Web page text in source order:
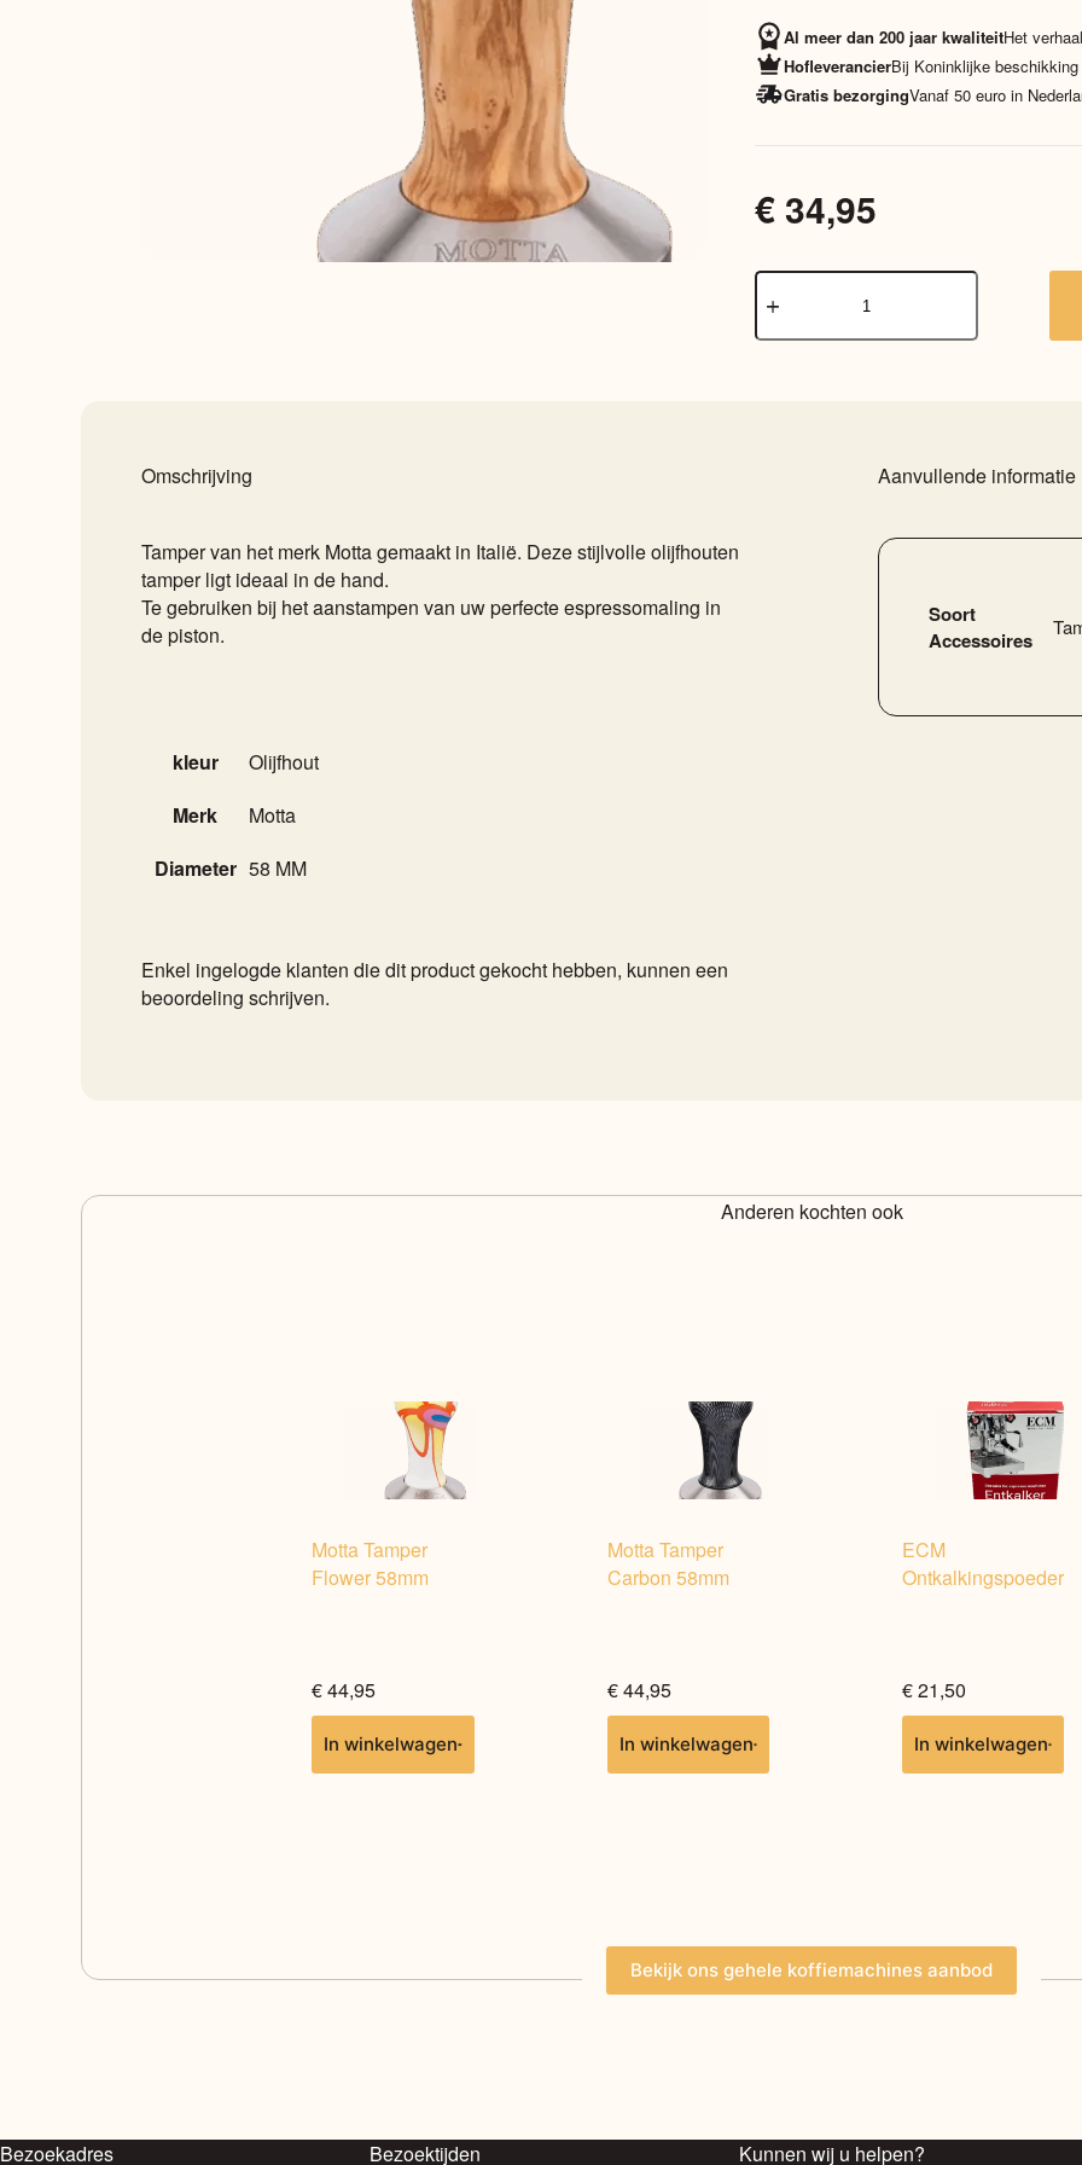
Al meer dan 200 jaar kwaliteitHet
HofleverancierBij Koninklijke beschikking
Gratis bezorgingVanaf 50 euro in
€34,95
Motta
Tamper
Olijfhout
Omschrijving
Tamper van het merk Motta gemaakt in Italië. Deze stijlvolle olijfhouten
tamper ligt ideaal in de hand.
Te gebruiken bij het aanstampen van uw perfecte espressomaling in
de piston.
kleur
Olijfhout
Merk
Motta
Diameter 58 MM
Enkel ingelogde klanten die dit product gekocht hebben, kunnen een
beoordeling schrijven.
Aanvullende informatie
Soort
Accessoires
Anderen kochten ook
Motta Tamper
Flower 58mm
€44,95
In winkelwagen
Motta Tamper
Carbon 58mm
€44,95
In winkelwagen
ECM
Ontkalkingspoeder
€21,50
In winkelwagen
Bekijk ons gehele koffiemachines aanbod
Bezoekadres Bezoektijden Kunnen wij u helpen?